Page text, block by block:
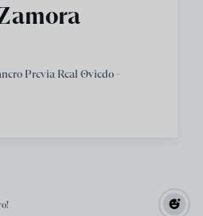
Previa Real Oviedo -